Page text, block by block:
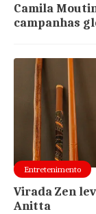
Camila
campanhas
Entretenimento
Virada Zen
Anitta